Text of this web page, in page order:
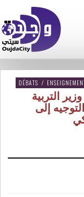
DÉBATS /
التربية
إلى